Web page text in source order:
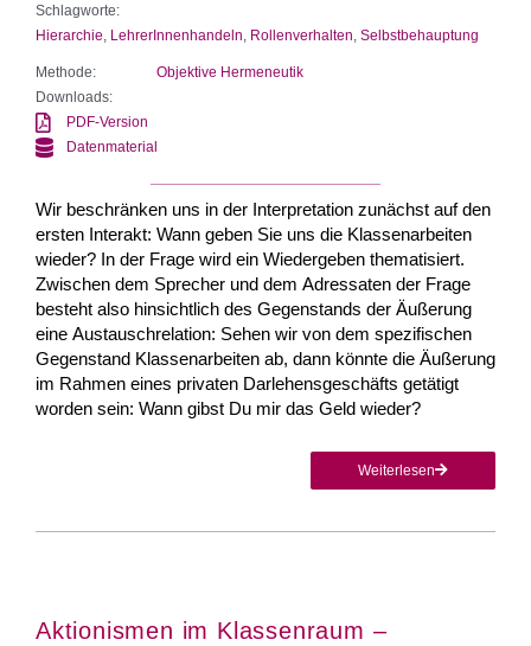
Schlagworte:
Hierarchie LehrerInnenhandeln Rollenverhalten Selbstbehauptung
Methode:
Objektive Hermeneutik
Downloads:
PDF-Version
Datenmaterial
Wir beschränken uns in der Interpretation zunächst auf den
ersten Interakt: Wann geben Sie uns die Klassenarbeiten
wieder? In der Frage wird ein Wiedergeben thematisiert.
Zwischen dem Sprecher und dem Adressaten der Frage
besteht also hinsichtlich des Gegenstands der Äußerung
eine Austauschrelation: Sehen wir von dem spezifischen
Gegenstand Klassenarbeiten ab, dann könnte die Äußerung
im Rahmen eines privaten Darlehensgeschäfts getätigt
worden sein: Wann gibst Du mir das Geld wieder?
Weiterlesen
Aktionismen im Klassenraum –